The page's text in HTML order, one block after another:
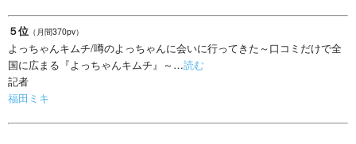
５位 （月間370pv）
よっちゃんキムチ/噂のよっちゃんに会いに行ってきた～口コミだけで全
国に広まる『よっちゃんキムチ』～…読む
記者
福田ミキ